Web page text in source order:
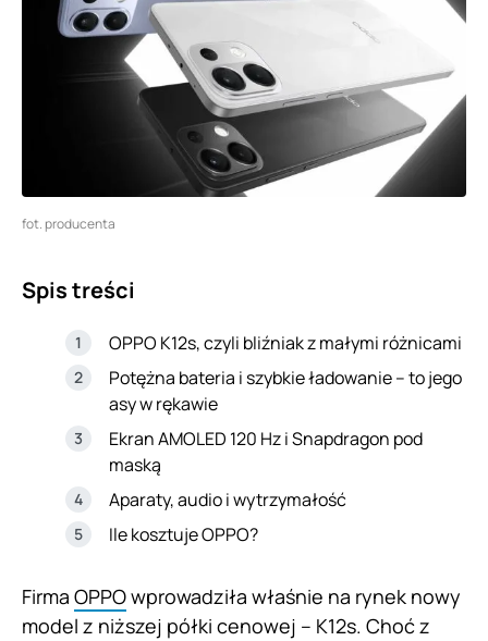
fot. producenta
Spis treści
OPPO K12s, czyli bliźniak z małymi różnicami
Potężna bateria i szybkie ładowanie – to jego
asy w rękawie
Ekran AMOLED 120 Hz i Snapdragon pod
maską
Aparaty, audio i wytrzymałość
Ile kosztuje OPPO?
Firma OPPOwprowadziła właśnie na rynek nowy
model z niższej półki cenowej – K12s. Choć z